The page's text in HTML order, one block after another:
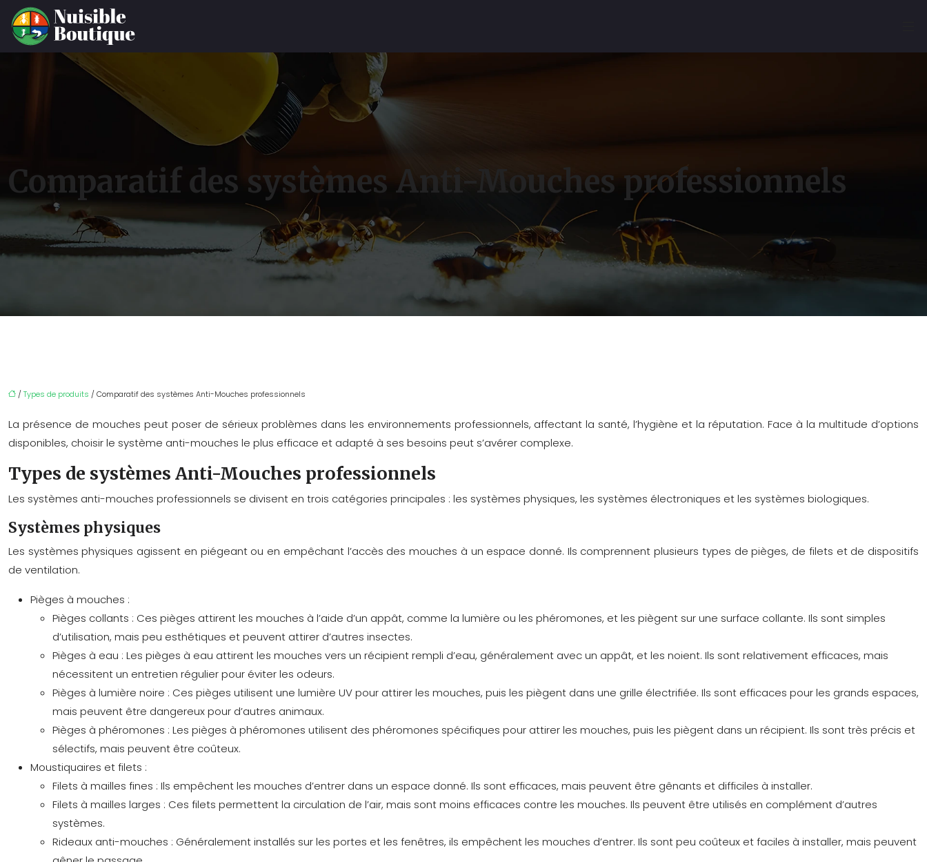
Comparatif des systèmes Anti-Mouches professionnels
/Types de produits / Comparatif des systèmes Anti-Mouches professionnels
La présence de mouches peut poser de sérieux problèmes dans les environnements professionnels, affectant la santé, l’hygiène et la réputation. Face à la multitude d’options
disponibles, choisir le système anti-mouches le plus efficace et adapté à ses besoins peut s’avérer complexe.
Types de systèmes Anti-Mouches professionnels
Les systèmes anti-mouches professionnels se divisent en trois catégories principales : les systèmes physiques, les systèmes électroniques et les systèmes biologiques.
Systèmes physiques
Les systèmes physiques agissent en piégeant ou en empêchant l’accès des mouches à un espace donné. Ils comprennent plusieurs types de pièges, de filets et de dispositifs
de ventilation.
Pièges à mouches :
Pièges collants : Ces pièges attirent les mouches à l’aide d’un appât, comme la lumière ou les phéromones, et les piègent sur une surface collante. Ils sont simples
d’utilisation, mais peu esthétiques et peuvent attirer d’autres insectes.
Pièges à eau : Les pièges à eau attirent les mouches vers un récipient rempli d’eau, généralement avec un appât, et les noient. Ils sont relativement efficaces, mais
nécessitent un entretien régulier pour éviter les odeurs.
Pièges à lumière noire : Ces pièges utilisent une lumière UV pour attirer les mouches, puis les piègent dans une grille électrifiée. Ils sont efficaces pour les grands espaces,
mais peuvent être dangereux pour d’autres animaux.
Pièges à phéromones : Les pièges à phéromones utilisent des phéromones spécifiques pour attirer les mouches, puis les piègent dans un récipient. Ils sont très précis et
sélectifs, mais peuvent être coûteux.
Moustiquaires et filets :
Filets à mailles fines : Ils empêchent les mouches d’entrer dans un espace donné. Ils sont efficaces, mais peuvent être gênants et difficiles à installer.
Filets à mailles larges : Ces filets permettent la circulation de l’air, mais sont moins efficaces contre les mouches. Ils peuvent être utilisés en complément d’autres
systèmes.
Rideaux anti-mouches : Généralement installés sur les portes et les fenêtres, ils empêchent les mouches d’entrer. Ils sont peu coûteux et faciles à installer, mais peuvent